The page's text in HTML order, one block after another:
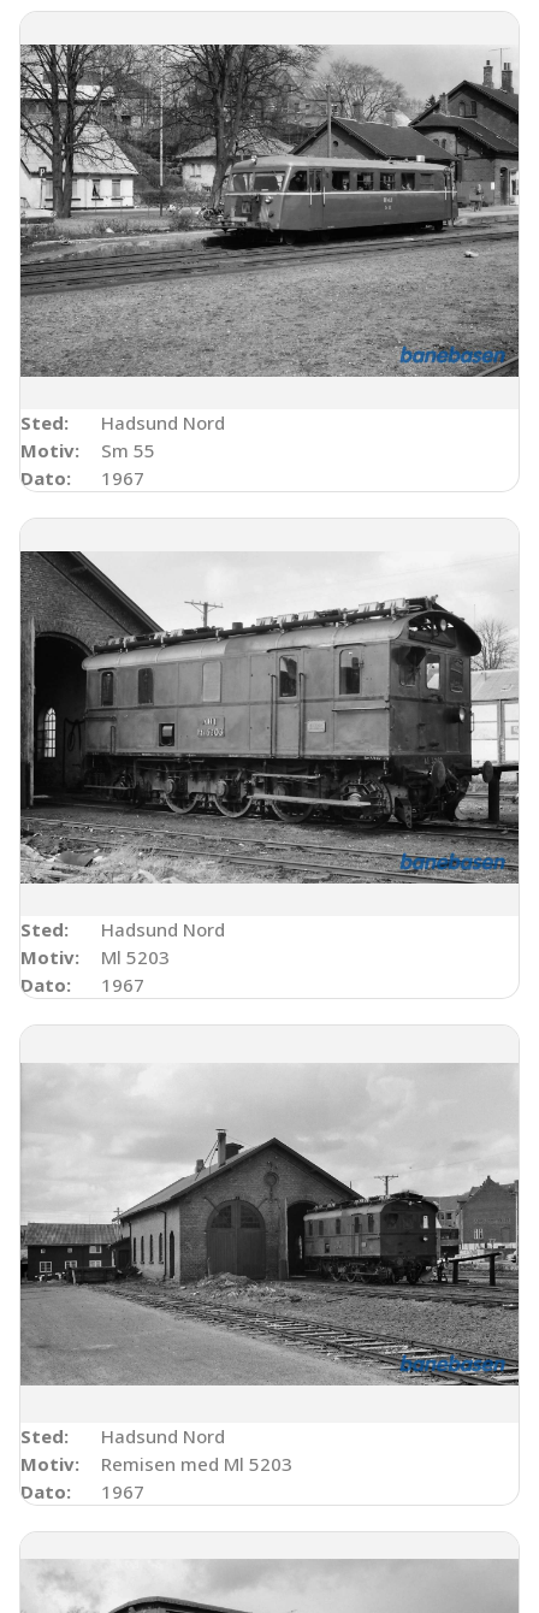
Sted:
Hadsund Nord
Motiv:
Sm 55
Dato:
1967
Sted:
Hadsund Nord
Motiv:
Ml 5203
Dato:
1967
Sted:
Hadsund Nord
Motiv:
Remisen med Ml 5203
Dato:
1967